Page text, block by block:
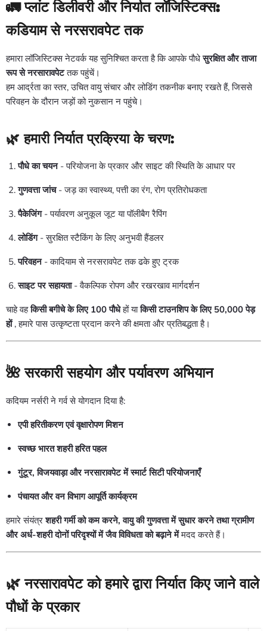
🚛प्लांट डिलीवरी और निर्यात लॉजिस्टिक्स:
कडियाम से नरसरावपेट तक
हमारा लॉजिस्टिक्स नेटवर्क यह सुनिश्चित करता है कि आपके पौधेसुरक्षित और ताजा
रूप से नरसारावपेटतक पहुंचें।
हम आर्द्रता का स्तर, उचित वायु संचार और लोडिंग तकनीक बनाए रखते हैं, जिससे
परिवहन के दौरान जड़ों को नुकसान न पहुंचे।
🌿 हमारी निर्यात प्रक्रिया के चरण:
पौधे का चयन- परियोजना के प्रकार और साइट की स्थिति के आधार पर
गुणवत्ता जांच- जड़ का स्वास्थ्य, पत्ती का रंग, रोग प्रतिरोधकता
पैकेजिंग- पर्यावरण अनुकूल जूट या पॉलीबैग रैपिंग
लोडिंग- सुरक्षित स्टैकिंग के लिए अनुभवी हैंडलर
परिवहन- कादियाम से नरसरावपेट तक ढके हुए ट्रक
साइट पर सहायता- वैकल्पिक रोपण और रखरखाव मार्गदर्शन
चाहे वहकिसी बगीचे के लिए 100 पौधेहों याकिसी टाउनशिप के लिए 50,000 पेड़
हों, हमारे पास उत्कृष्टता प्रदान करने की क्षमता और प्रतिबद्धता है।
🌺सरकारी सहयोग और पर्यावरण अभियान
कदियम नर्सरी ने गर्व से योगदान दिया है:
एपी हरितीकरण एवं वृक्षारोपण मिशन
स्वच्छ भारत शहरी हरित पहल
गुंटूर, विजयवाड़ा और नरसारावपेट में स्मार्ट सिटी परियोजनाएँ
पंचायत और वन विभाग आपूर्ति कार्यक्रम
हमारे संयंत्रशहरी गर्मी को कम करने, वायु की गुणवत्ता में सुधार करने तथा ग्रामीण
और अर्ध-शहरी दोनों परिदृश्यों में जैव विविधता को बढ़ाने मेंमदद करते हैं।
🌿नरसारावपेट को हमारे द्वारा निर्यात किए जाने वाले
पौधों के प्रकार